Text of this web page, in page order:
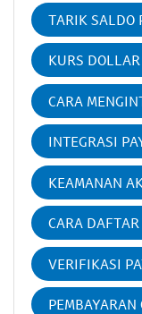
TARIK SALDO
KURS
CARA
INTEGRASI
KEAMANAN
CARA
VERIFIKASI
PEMBAYARAN